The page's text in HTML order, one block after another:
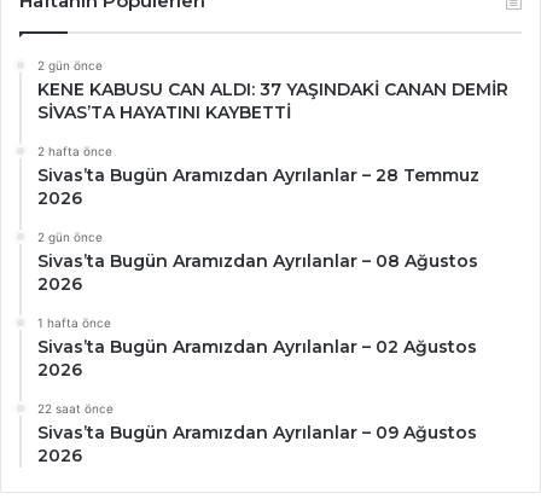
2 gün önce
KENE KABUSU CAN ALDI: 37 YAŞINDAKİ CANAN DEMİR
SİVAS’TA HAYATINI KAYBETTİ
2 hafta önce
Sivas’ta Bugün Aramızdan Ayrılanlar – 28 Temmuz
2026
2 gün önce
Sivas’ta Bugün Aramızdan Ayrılanlar – 08 Ağustos
2026
1 hafta önce
Sivas’ta Bugün Aramızdan Ayrılanlar – 02 Ağustos
2026
22 saat önce
Sivas’ta Bugün Aramızdan Ayrılanlar – 09 Ağustos
2026